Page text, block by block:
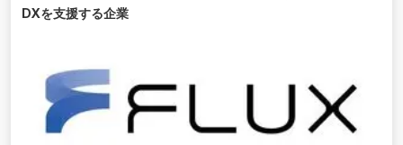
DXを支援する企業